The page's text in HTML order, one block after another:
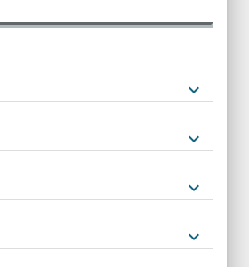
keyboard_arrow_down
keyboard_arrow_down
keyboard_arrow_down
keyboard_arrow_down